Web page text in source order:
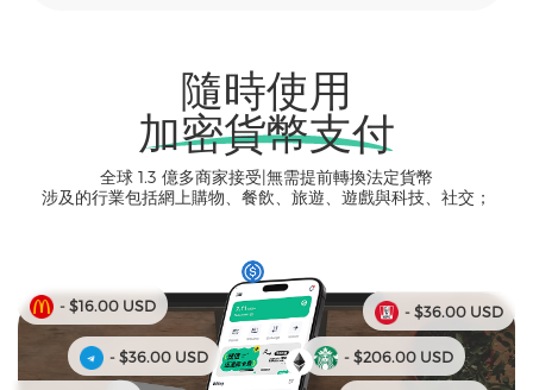
隨時使用
加密貨幣支付
全球 1.3 億多商家接受|無需提前轉換法定貨幣
涉及的行業包括網上購物、餐飲、旅遊、遊戲與科技、社交；
- $16.00 USD
- $36.00 USD
- $36.00 USD
- $206.00 USD